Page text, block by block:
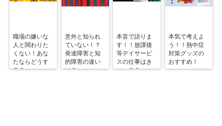
職場の嫌いな
人と関わりた
くない！あな
たならどうす
る？
意外と知られ
ていない！？
発達障害と知
的障害の違い
は？
本音で語りま
す！！放課後
等デイサービ
スの仕事はき
つい？？
本気で考えよ
う！！熱中症
対策グッズの
おすすめ！